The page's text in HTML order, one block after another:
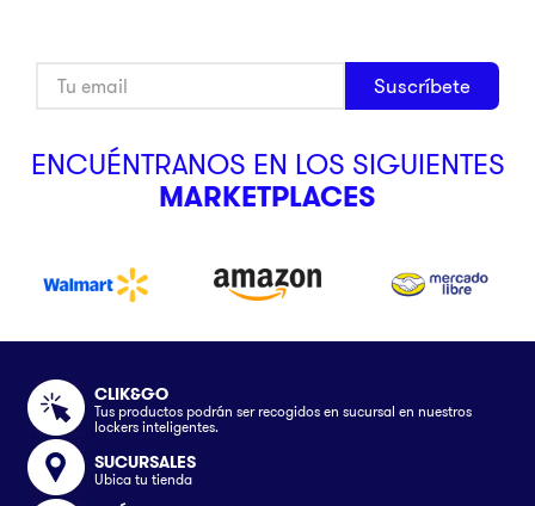
Suscríbete
ENCUÉNTRANOS EN LOS SIGUIENTES
MARKETPLACES
CLIK&GO
Tus productos podrán ser recogidos en sucursal en nuestros
lockers inteligentes.
SUCURSALES
Ubica tu tienda